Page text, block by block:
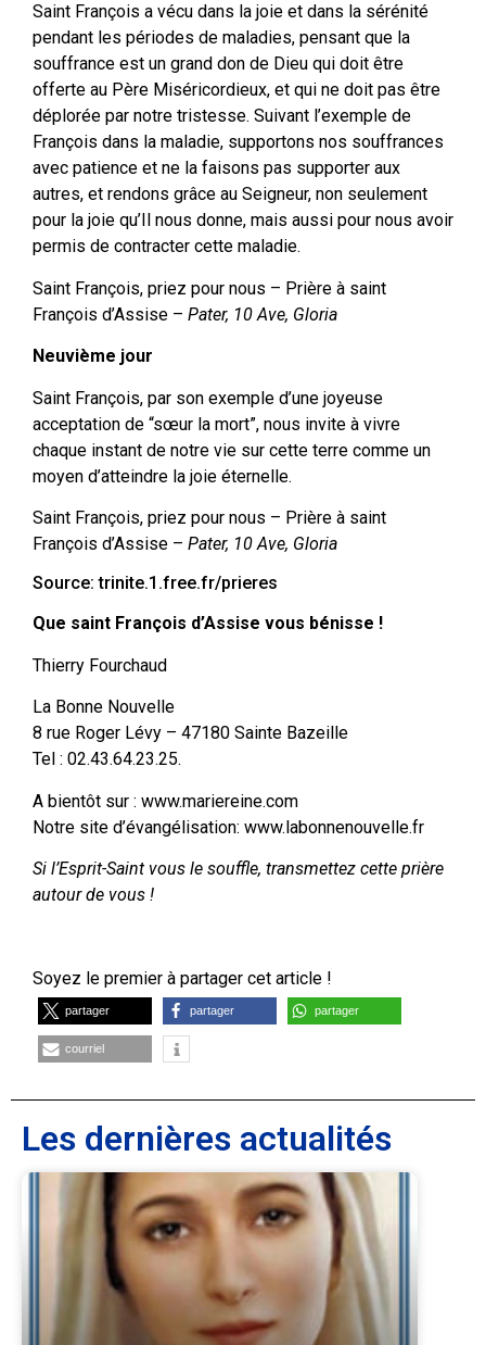
Saint François a vécu dans la joie et dans la sérénité
pendant les périodes de maladies, pensant que la
souffrance est un grand don de Dieu qui doit être
offerte au Père Miséricordieux, et qui ne doit pas être
déplorée par notre tristesse. Suivant l’exemple de
François dans la maladie, supportons nos souffrances
avec patience et ne la faisons pas supporter aux
autres, et rendons grâce au Seigneur, non seulement
pour la joie qu’Il nous donne, mais aussi pour nous avoir
permis de contracter cette maladie.
Saint François, priez pour nous – Prière à saint
François d’Assise – Pater, 10 Ave, Gloria
Neuvième jour
Saint François, par son exemple d’une joyeuse
acceptation de “sœur la mort”, nous invite à vivre
chaque instant de notre vie sur cette terre comme un
moyen d’atteindre la joie éternelle.
Saint François, priez pour nous – Prière à saint
François d’Assise – Pater, 10 Ave, Gloria
Source: trinite.1.free.fr/prieres
Que saint François d’Assise vous bénisse !
Thierry Fourchaud
La Bonne Nouvelle
8 rue Roger Lévy – 47180 Sainte Bazeille
Tel : 02.43.64.23.25.
A bientôt sur : www.mariereine.com
Notre site d’évangélisation: www.labonnenouvelle.fr
Si l’Esprit-Saint vous le souffle, transmettez cette prière
autour de vous !
Soyez le premier à partager cet article !
partager partager partager
courriel
Les dernières actualités